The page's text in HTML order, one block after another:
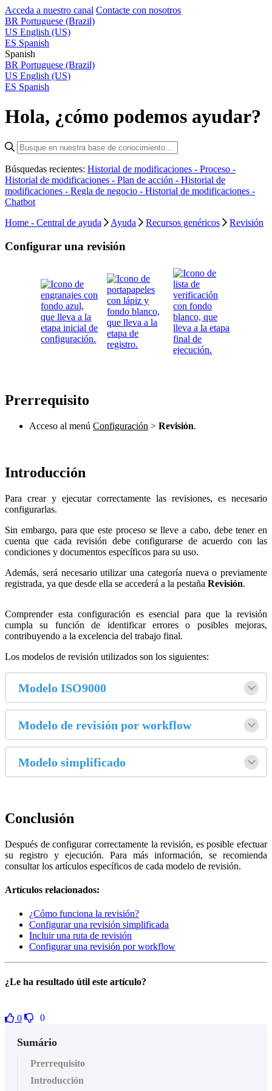
Acceda a nuestro canal Contacte con nosotros
BR Portuguese (Brazil)
US English (US)
ES Spanish
Spanish
BR Portuguese (Brazil)
US English (US)
ES Spanish
Hola, ¿cómo podemos ayudar?
Búsquedas recientes: Historial de modificaciones - Proceso -
Historial de modificaciones - Plan de acción - Historial de
modificaciones - Regla de negocio - Historial de modificaciones -
Chatbot
Home - Central de ayuda
Ayuda Recursos genéricos Revisión
Configurar una revisión
Prerrequisito
Acceso al menú Configuración > Revisión.
Introducción
Para crear y ejecutar correctamente las revisiones, es necesario
configurarlas.
Sin embargo, para que este proceso se lleve a cabo, debe tener en
cuenta que cada revisión debe configurarse de acuerdo con las
condiciones y documentos específicos para su uso.
Además, será necesario utilizar una categoría nueva o previamente
registrada, ya que desde ella se accederá a la pestaña Revisión.
Comprender esta configuración es esencial para que la revisión
cumpla su función de identificar errores o posibles mejoras,
contribuyendo a la excelencia del trabajo final.
Los modelos de revisión utilizados son los siguientes:
Modelo ISO9000
Modelo de revisión por workflow
Modelo simplificado
Conclusión
Después de configurar correctamente la revisión, es posible efectuar
su registro y ejecución. Para más información, se recomienda
consultar los artículos específicos de cada modelo de revisión.
Artículos relacionados:
¿Cómo funciona la revisión?
Configurar una revisión simplificada
Incluir una ruta de revisión
Configurar una revisión por workflow
¿Le ha resultado útil este artículo?
0 0
Sumário
Prerrequisito
Introducción